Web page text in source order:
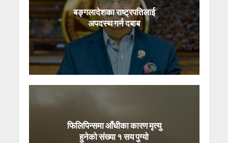
बङ्गलादेशका राष्ट्रपतिलाई
अपदस्थ गर्न दबाब
फिलिपिन्समा आँधीका कारण मृत्यु
हुनेको संख्या १ सय पुग्यो